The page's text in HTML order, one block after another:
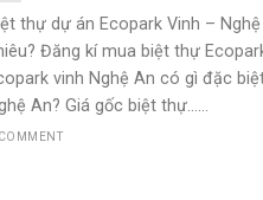
thự dự án Ecopark Vinh –
Đăng kí mua biệt thự
vinh Nghệ An có gì đặc
An? Giá gốc biệt thự......